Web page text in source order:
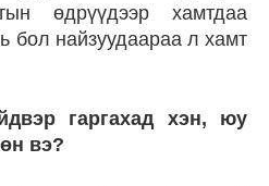
өдрүүдээр хамтдаа
бол найзуудаараа л хамт
гаргахад хэн, юу
вэ?